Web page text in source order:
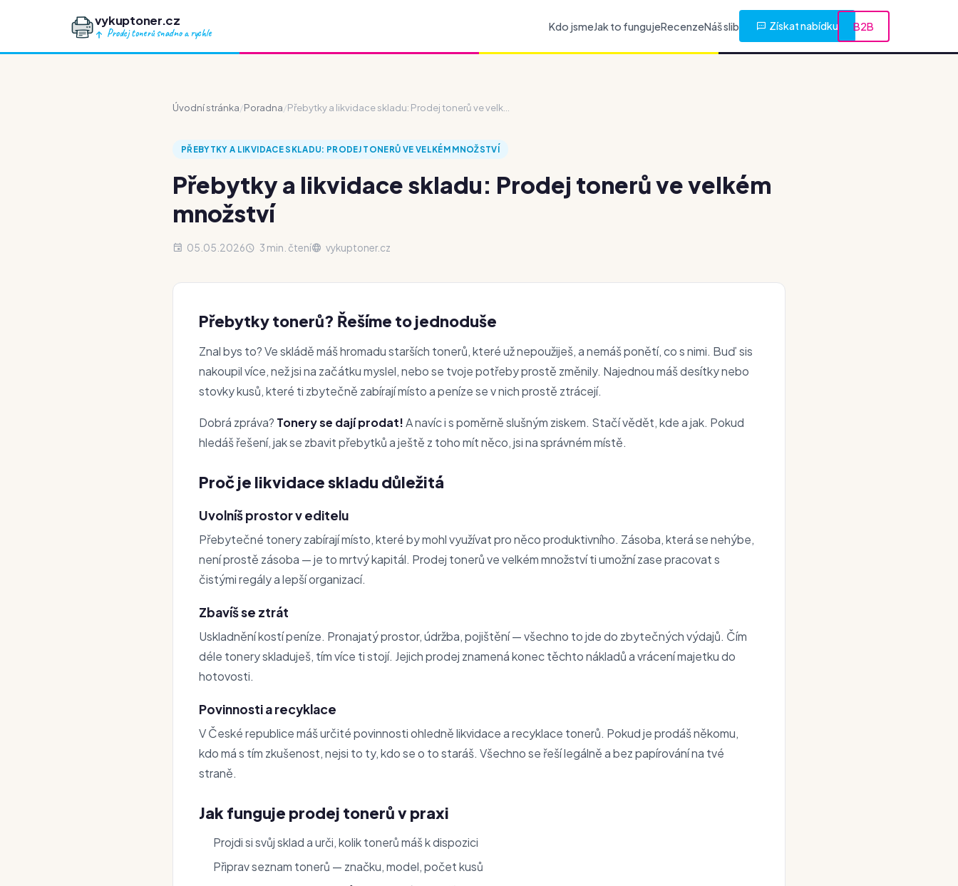
vykuptoner.cz
Prodej tonerů snadno a rychle
Kdo jsmeJak to fungujeRecenzeNáš slib Získat nabídku B2B
Úvodní stránka/Poradna/Přebytky a likvidace skladu: Prodej tonerů ve velk...
PŘEBYTKY A LIKVIDACE SKLADU: PRODEJ TONERŮ VE VELKÉM MNOŽSTVÍ
Přebytky a likvidace skladu: Prodej tonerů ve velkém
množství
05.05.2026 3 min. čtení vykuptoner.cz
Přebytky tonerů? Řešíme to jednoduše
Znal bys to? Ve skládě máš hromadu starších tonerů, které už nepoužiješ, a nemáš ponětí, co s nimi. Buď sis
nakoupil více, než jsi na začátku myslel, nebo se tvoje potřeby prostě změnily. Najednou máš desítky nebo
stovky kusů, které ti zbytečně zabírají místo a peníze se v nich prostě ztrácejí.
Dobrá zpráva? Tonery se dají prodat!A navíc i s poměrně slušným ziskem. Stačí vědět, kde a jak. Pokud
hledáš řešení, jak se zbavit přebytků a ještě z toho mít něco, jsi na správném místě.
Proč je likvidace skladu důležitá
Uvolníš prostor v editelu
Přebytečné tonery zabírají místo, které by mohl využívat pro něco produktivního. Zásoba, která se nehýbe,
není prostě zásoba — je to mrtvý kapitál. Prodej tonerů ve velkém množství ti umožní zase pracovat s
čistými regály a lepší organizací.
Zbavíš se ztrát
Uskladnění kostí peníze. Pronajatý prostor, údržba, pojištění — všechno to jde do zbytečných výdajů. Čím
déle tonery skladuješ, tím více ti stojí. Jejich prodej znamená konec těchto nákladů a vrácení majetku do
hotovosti.
Povinnosti a recyklace
V České republice máš určité povinnosti ohledně likvidace a recyklace tonerů. Pokud je prodáš někomu,
kdo má s tím zkušenost, nejsi to ty, kdo se o to staráš. Všechno se řeší legálně a bez papírování na tvé
straně.
Jak funguje prodej tonerů v praxi
Projdi si svůj sklad a urči, kolik tonerů máš k dispozici
Připrav seznam tonerů — značku, model, počet kusů